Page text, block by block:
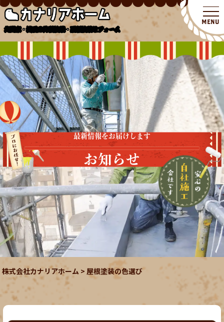
北関東・埼玉の外壁塗装・屋根塗装リフォーム
最新情報をお届けします
お知らせ
株式会社カナリアホーム >屋根塗装の色選び